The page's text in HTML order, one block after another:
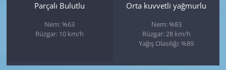
Parçalı Bulutlu
Nem: %63
Rüzgar: 10 km/h
Orta kuvvetli yağmurlu
Nem: %83
Rüzgar: 28 km/h
Yağış Olasılığı: %89